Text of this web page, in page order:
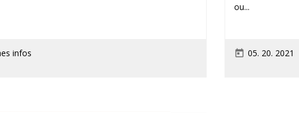
infos
ou...
today 05. 20. 2021